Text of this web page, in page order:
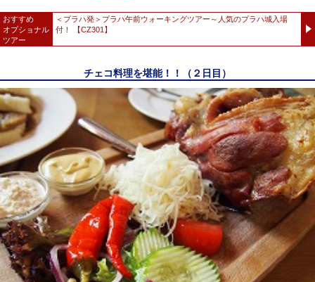
おすすめ
オプショナル
ツアー
＜プラハ発＞プラハ午前ウォーキングツアー～人気のプラハ城入場
付！ 【CZ301】
チェコ料理を堪能！！（２日目）